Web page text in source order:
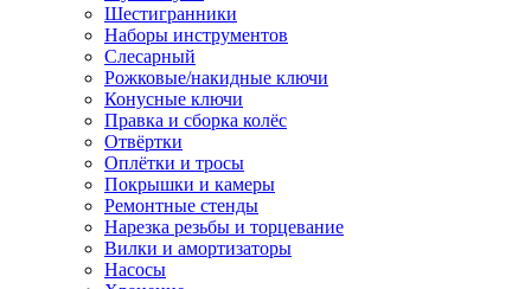
Шестигранники
Наборы инструментов
Слесарный
Рожковые/накидные ключи
Конусные ключи
Правка и сборка колёс
Отвёртки
Оплётки и тросы
Покрышки и камеры
Ремонтные стенды
Нарезка резьбы и торцевание
Вилки и амортизаторы
Насосы